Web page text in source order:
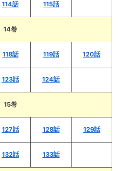
114話 115話
14巻
118話 119話 120話
123話 124話
15巻
127話 128話 129話
132話 133話